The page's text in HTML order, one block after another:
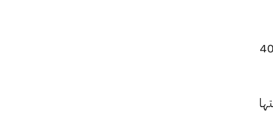
ليصبح 55760 جنيهًا للبيع و55440 جنيهًا للشراء، بزيادة قدرها 40
قيمتها